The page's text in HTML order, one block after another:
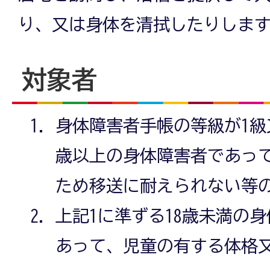
り、又は身体を清拭したりしま
対象者
身体障害者手帳の等級が1
歳以上の身体障害者であっ
ため移送に耐えられない等
上記1に準ずる18歳未満の
あって、児童の有する体格